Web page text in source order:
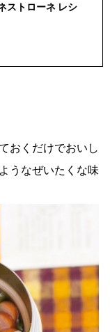
ストローネ レシ
おくだけでおいし
うなぜいたくな味